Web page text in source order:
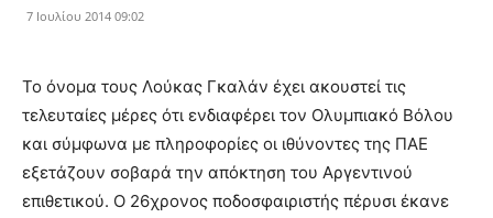
7 Ιουλίου 2014 09:02
Το όνομα τους Λούκας Γκαλάν έχει ακουστεί τις
τελευταίες μέρες ότι ενδιαφέρει τον Ολυμπιακό Βόλου
και σύμφωνα με πληροφορίες οι ιθύνοντες της ΠΑΕ
εξετάζουν σοβαρά την απόκτηση του Αργεντινού
επιθετικού. Ο 26χρονος ποδοσφαιριστής πέρυσι έκανε